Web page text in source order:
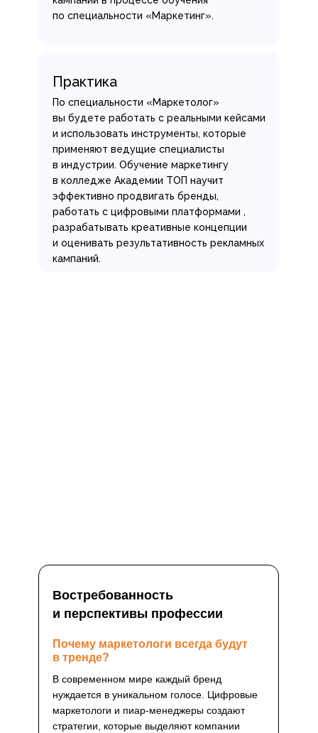
по специальности «Маркетинг».
Практика
По специальности «Маркетолог»
вы будете работать с реальными кейсами
и использовать инструменты, которые
применяют ведущие специалисты
в индустрии. Обучение маркетингу
в колледже Академии ТОП научит
эффективно продвигать бренды,
работать с цифровыми платформами ,
разрабатывать креативные концепции
и оценивать результативность рекламных
кампаний.
Востребованность
и перспективы профессии
В современном мире каждый бренд
нуждается в уникальном голосе. Цифровые
маркетологи и пиар-менеджеры создают
стратегии, которые выделяют компании
Почему маркетологи всегда будут
в тренде?